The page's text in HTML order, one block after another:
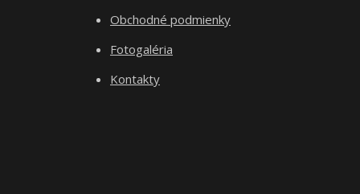
Obchodné podmienky
Fotogaléria
Kontakty